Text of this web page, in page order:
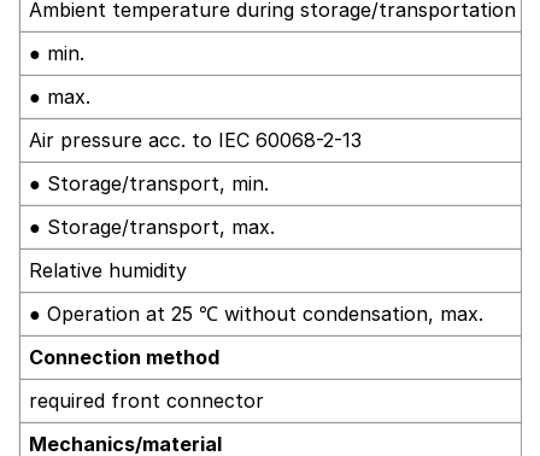
Ambient temperature during storage/transportation
● min.
● max.
Air pressure acc. to IEC 60068-2-13
● Storage/transport, min.
● Storage/transport, max.
Relative humidity
● Operation at 25 ℃ without condensation, max.
Connection method
required front connector
Mechanics/material